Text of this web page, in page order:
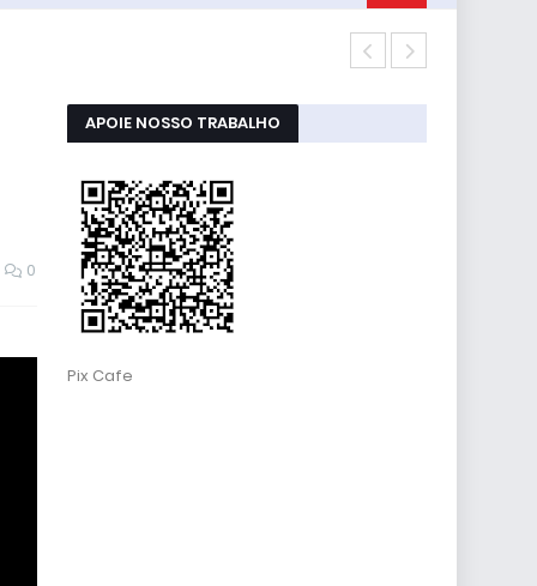
0
APOIE NOSSO TRABALHO
Pix Cafe